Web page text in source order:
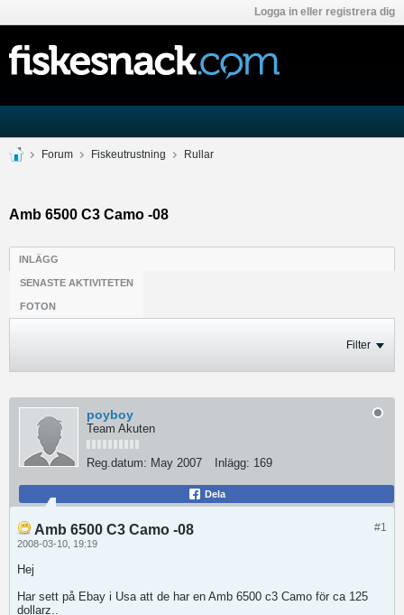
Logga in eller registrera dig
Forum Fiskeutrustning Rullar
Amb 6500 C3 Camo -08
INLÄGG
SENASTE AKTIVITETEN
FOTON
Filter
poyboy
Team Akuten
Reg.datum: May 2007 Inlägg: 169
Dela
#1
Amb 6500 C3 Camo -08
2008-03-10, 19:19
Hej
Har sett på Ebay i Usa att de har en Amb 6500 c3 Camo för ca 125
dollarz..